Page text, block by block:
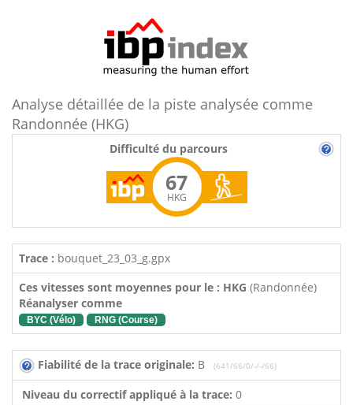
Analyse détaillée de la piste analysée comme
Randonnée (HKG)
Difficulté du parcours
67
HKG
Trace : bouquet_23_03_g.gpx
Ces vitesses sont moyennes pour le : HKG (Randonnée)
Réanalyser comme
BYC (Vélo) RNG (Course)
Fiabilité de la trace originale: B (641/66/0/-/-/66)
Niveau du correctif appliqué à la trace: 0